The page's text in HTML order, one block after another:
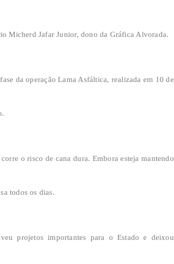
Micherd Jafar Junior, dono da Gráfica Alvorada.
da operação Lama Asfáltica, realizada em 10 de
o risco de cana dura. Embora esteja mantendo
todos os dias.
projetos importantes para o Estado e deixou